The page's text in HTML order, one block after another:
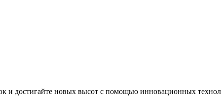
и достигайте новых высот с помощью инновационных